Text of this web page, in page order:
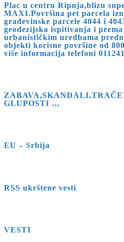
Plac u centru Ripnja,blizu
MAXI.Površina pet parcela
građevinske parcele 4044 i
geodezijska ispitivanja i
urbanističkim uredbama
objekti korisne površine od
više informacija telefoni
GLUPOSTI …
EU – Srbija
RSS ukrštene vesti
VESTI